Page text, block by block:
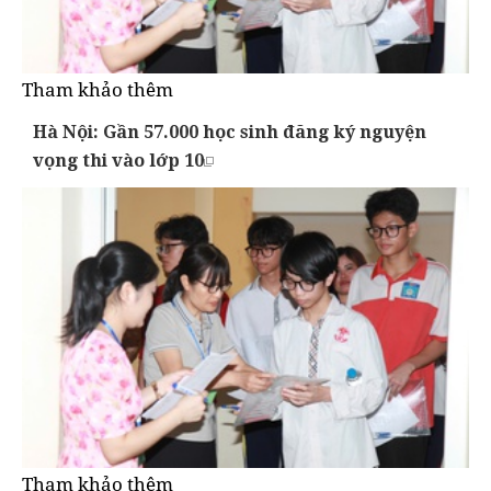
Tham khảo thêm
Hà Nội: Gần 57.000 học sinh đăng ký nguyện
vọng thi vào lớp 10
Tham khảo thêm